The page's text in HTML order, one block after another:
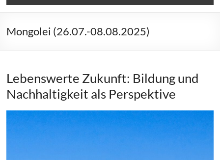
Mongolei (26.07.-08.08.2025)
Lebenswerte Zukunft: Bildung und
Nachhaltigkeit als Perspektive